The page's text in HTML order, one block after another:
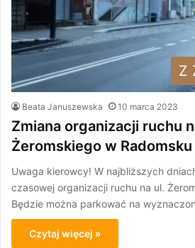
Z
Beata Januszewska 10 marca 2023
Zmiana organizacji ruchu
Żeromskiego w Radomsku
Uwaga kierowcy! W najbliższych
czasowej organizacji ruchu na ul.
Będzie można parkować na
Czytaj więcej »